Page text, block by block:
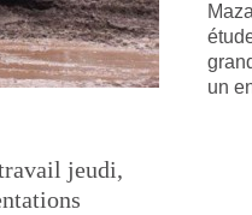
jeudi,
un